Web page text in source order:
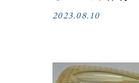
2023.08.10